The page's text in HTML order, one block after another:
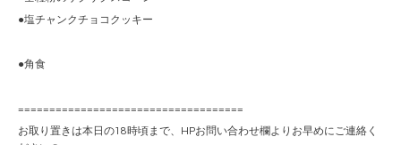
●塩チャンクチョコクッキー
●角食
====================================
お取り置きは本日の18時頃まで、HPお問い合わせ欄よりお早めにご連絡く